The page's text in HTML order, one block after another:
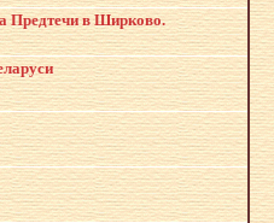
Предтечи в Ширково.